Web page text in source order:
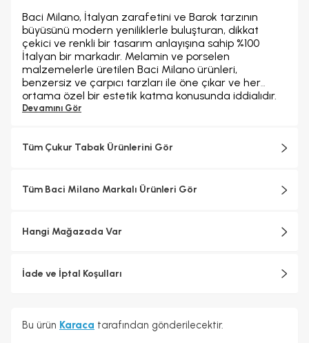
Baci Milano, İtalyan zarafetini ve Barok tarzının
büyüsünü modern yeniliklerle buluşturan, dikkat
çekici ve renkli bir tasarım anlayışına sahip %100
İtalyan bir markadır. Melamin ve porselen
malzemelerle üretilen Baci Milano ürünleri,
benzersiz ve çarpıcı tarzları ile öne çıkar ve her
ortama özel bir estetik katma konusunda iddialıdır.
Baci Milano zengin koleksiyonlarıyla, tabaklardan
fincanlara kadar geniş bir ürün yelpazesine sahiptir.
yansıttığı seçenekler sunar. Hem geleneksel hem de
cazibe ve zarafet katar.
Devamını Gör
Tüm Çukur Tabak Ürünlerini Gör
Tüm Baci Milano Markalı Ürünleri Gör
Hangi Mağazada Var
İade ve İptal Koşulları
Bu ürün Karaca tarafından gönderilecektir.